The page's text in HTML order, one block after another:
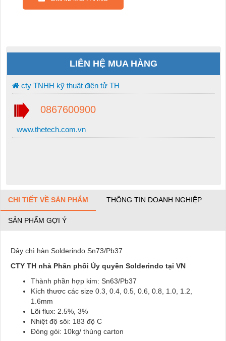
LIÊN HỆ MUA HÀNG
cty TNHH kỹ thuật điện tử TH
0867600900
www.thetech.com.vn
CHI TIẾT VỀ SẢN PHẨM THÔNG TIN DOANH NGHIỆP
SẢN PHẨM GỢI Ý
Dây chì hàn Solderindo Sn73/Pb37
CTY TH nhà Phân phối Ủy quyền Solderindo tại VN
Thành phần hợp kim: Sn63/Pb37
Kích thươc các size 0.3, 0.4, 0.5, 0.6, 0.8, 1.0, 1.2,
1.6mm
Lõi flux: 2.5%, 3%
Nhiệt độ sôi: 183 độ C
Đóng gói: 10kg/ thùng carton